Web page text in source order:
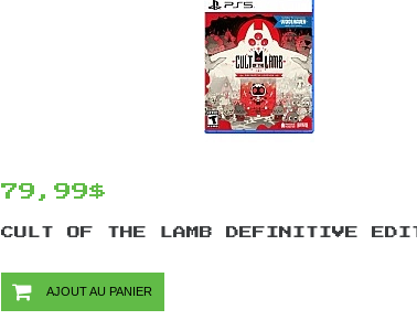
79,99$
CULT OF THE LAMB DEFINITIVE
AJOUT AU PANIER